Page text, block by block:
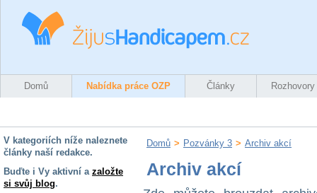
Domů Nabídka práce OZP Články Rozhovory
V kategoriích níže naleznete
články naší redakce.
Buďte i Vy aktivní a založte
si svůj blog.
Domů > Pozvánky 3 > Archiv akcí
Archiv akcí